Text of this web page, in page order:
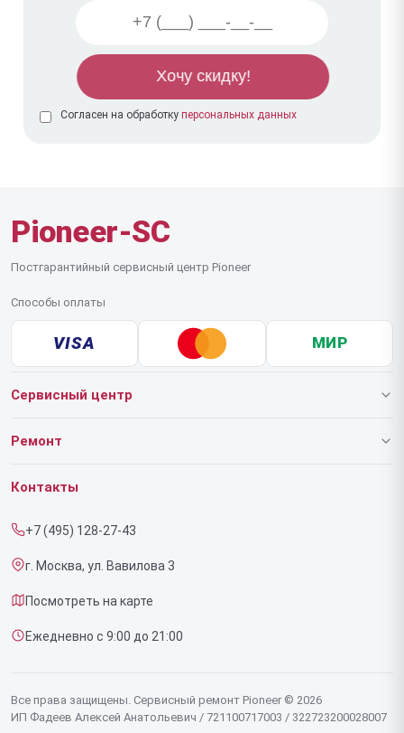
Согласен на обработку персональных данных
Pioneer-SC
Постгарантийный сервисный центр Pioneer
Способы оплаты
VISA МИР
Сервисный центр
О нашем сервисе
Срочный ремонт
Доставка и способы оплаты
Диагностика
Контакты
Ремонт
Роботов-пылесосов
Секвенсоров
Контакты
+7 (495) 128-27-43
г. Москва, ул. Вавилова 3
Посмотреть на карте
Ежедневно с 9:00 до 21:00
Все права защищены. Сервисный ремонт Pioneer © 2026
ИП Фадеев Алексей Анатольевич / 721100717003 / 322723200028007